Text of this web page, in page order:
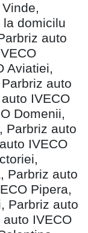
Vinde,
domicilu
auto
Aviatiei,
auto
IVECO
Domenii,
Parbriz auto
IVECO
Parbriz auto
Pipera,
Parbriz auto
IVECO